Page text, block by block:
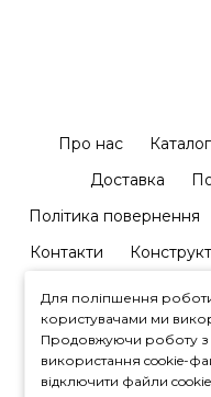
Про нас Каталог
Доставка
Політика повернення
Контакти
Для поліпшення роботи
користувачами ми
Продовжуючи роботу з
використання cookie-
відключити файли